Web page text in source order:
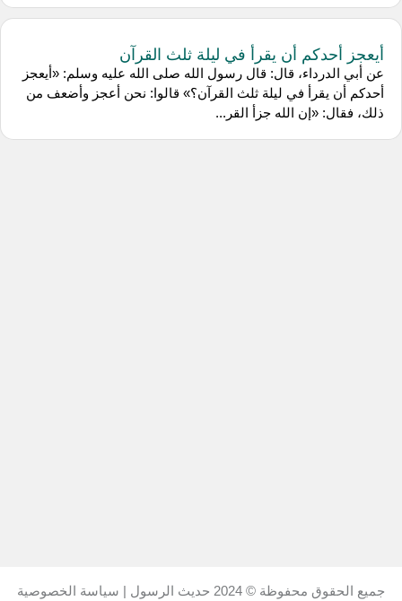
أيعجز أحدكم أن يقرأ في ليلة ثلث القرآن
عن أبي الدرداء، قال: قال رسول الله صلى الله عليه وسلم: «أيعجز
أحدكم أن يقرأ في ليلة ثلث القرآن؟» قالوا: نحن أعجز وأضعف من
ذلك، فقال: «إن الله جزأ القر...
جميع الحقوق محفوظة © 2024 حديث الرسول | سياسة الخصوصية